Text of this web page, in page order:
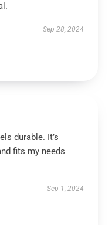
Sep 28, 2024
durable. It’s
fits my needs
Sep 1, 2024